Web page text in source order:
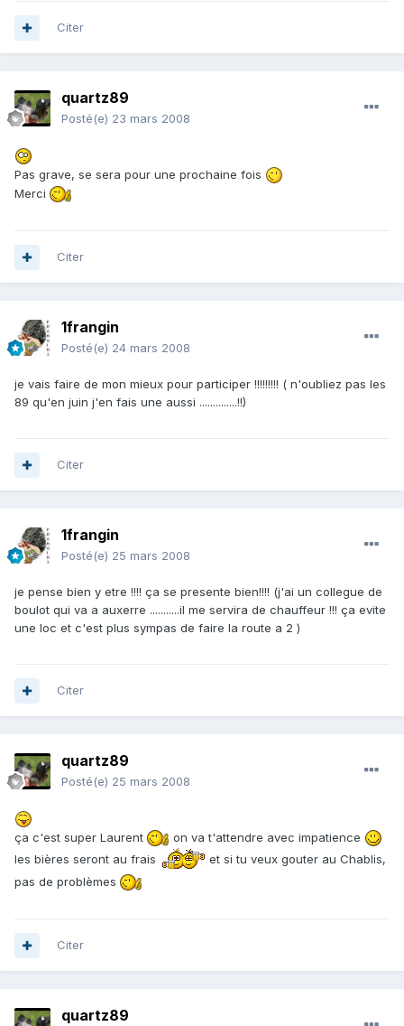
Citer
quartz89
Posté(e) 23 mars 2008
Pas grave, se sera pour une prochaine fois
Merci
Citer
1frangin
Posté(e) 24 mars 2008
je vais faire de mon mieux pour participer !!!!!!!!! ( n'oubliez pas les
89 qu'en juin j'en fais une aussi ..............!!)
Citer
1frangin
Posté(e) 25 mars 2008
je pense bien y etre !!!! ça se presente bien!!!! (j'ai un collegue de
boulot qui va a auxerre ...........il me servira de chauffeur !!! ça evite
une loc et c'est plus sympas de faire la route a 2 )
Citer
quartz89
Posté(e) 25 mars 2008
ça c'est super Laurent
on va t'attendre avec impatience
les bières seront au frais
et si tu veux gouter au Chablis,
pas de problèmes
Citer
quartz89